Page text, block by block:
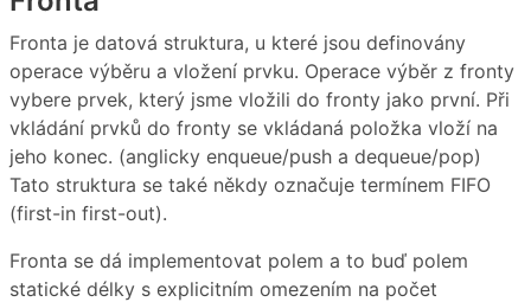
Fronta je datová struktura, u které jsou definovány
operace výběru a vložení prvku. Operace výběr z fronty
vybere prvek, který jsme vložili do fronty jako první. Při
vkládání prvků do fronty se vkládaná položka vloží na
jeho konec. (anglicky enqueue/push a dequeue/pop)
Tato struktura se také někdy označuje termínem FIFO
(first-in first-out).
Fronta se dá implementovat polem a to buď polem
statické délky s explicitním omezením na počet